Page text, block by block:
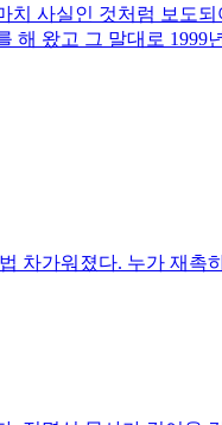
사실인 것처럼 보도
해 왔고 그 말대로 1999
차가워졌다. 누가 재촉